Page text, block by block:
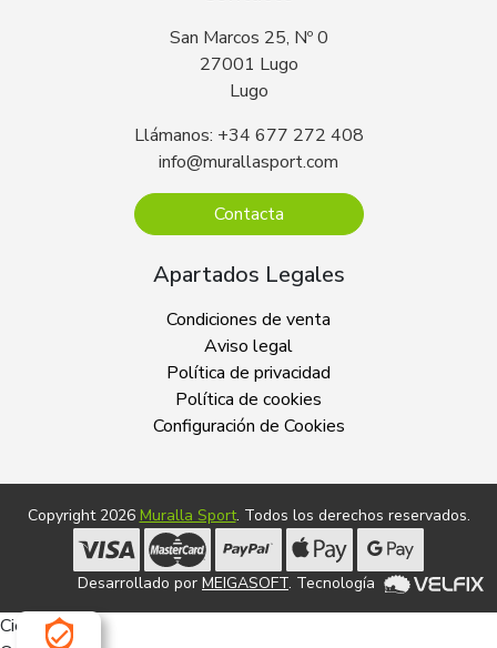
San Marcos 25, Nº 0
27001 Lugo
Lugo
Llámanos: +34 677 272 408
info@murallasport.com
Contacta
Apartados Legales
Condiciones de venta
Aviso legal
Política de privacidad
Política de cookies
Configuración de Cookies
Copyright 2026 Muralla Sport. Todos los derechos reservados.
Desarrollado por MEIGASOFT. Tecnología
Cierra